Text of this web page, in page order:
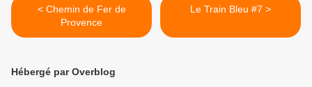
< Chemin de Fer de
Provence
Le Train Bleu #7 >
Hébergé par Overblog